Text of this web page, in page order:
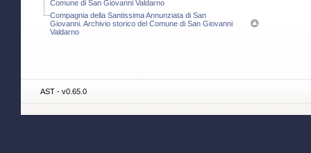
Comune di San Giovanni Valdarno
Compagnia della Santissima Annunziata di San
Giovanni. Archivio storico del Comune di San Giovanni
Valdarno
AST - v0.65.0